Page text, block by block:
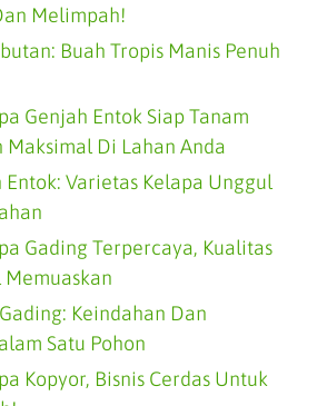
Melimpah!
Buah Tropis Manis Penuh
Genjah Entok Siap Tanam
Maksimal Di Lahan Anda
Entok: Varietas Kelapa Unggul
Gading Terpercaya, Kualitas
Keindahan Dan
Satu Pohon
Kopyor, Bisnis Cerdas Untuk